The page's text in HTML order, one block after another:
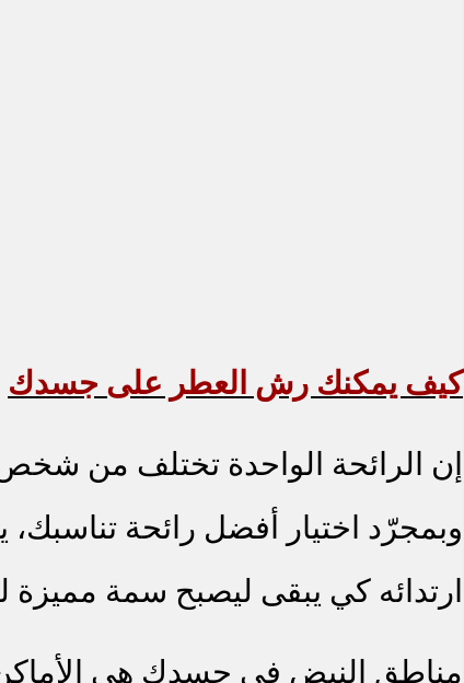
كيف يمكنك رش العطر على جسدك
إن الرائحة الواحدة تختلف من
وبمجرّد اختيار أفضل رائحة
ارتدائه كي يبقى ليصبح سمة
مناطق النبض في جسدك هي الأماكن